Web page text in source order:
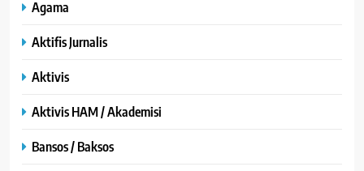
Agama
Aktifis Jurnalis
Aktivis
Aktivis HAM / Akademisi
Bansos / Baksos